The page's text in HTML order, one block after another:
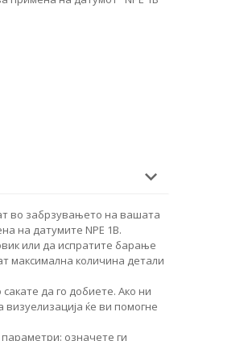
во забрзувањето на вашата
на датумите NPE 1B.
или да испратите барање
максимална количина детали
да го добиете. Ако ни
ќе ви помогне
означете ги